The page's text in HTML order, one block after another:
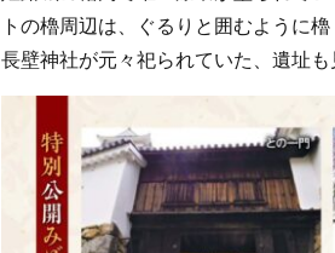
トの櫓周辺は、ぐるりと囲むように
長壁神社が元々祀られていた、遺址も